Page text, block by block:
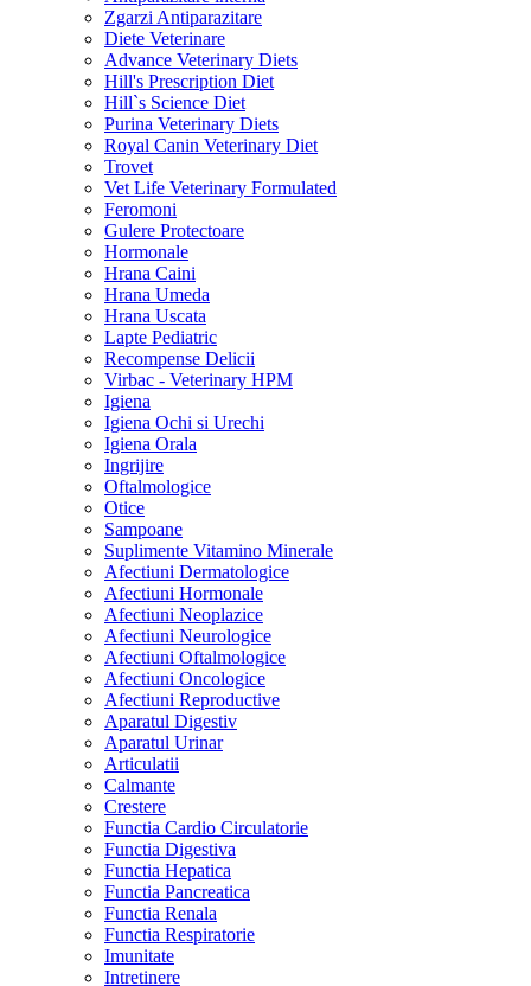
Zgarzi Antiparazitare
Diete Veterinare
Advance Veterinary Diets
Hill's Prescription Diet
Hill`s Science Diet
Purina Veterinary Diets
Royal Canin Veterinary Diet
Trovet
Vet Life Veterinary Formulated
Feromoni
Gulere Protectoare
Hormonale
Hrana Caini
Hrana Umeda
Hrana Uscata
Lapte Pediatric
Recompense Delicii
Virbac - Veterinary HPM
Igiena
Igiena Ochi si Urechi
Igiena Orala
Ingrijire
Oftalmologice
Otice
Sampoane
Suplimente Vitamino Minerale
Afectiuni Dermatologice
Afectiuni Hormonale
Afectiuni Neoplazice
Afectiuni Neurologice
Afectiuni Oftalmologice
Afectiuni Oncologice
Afectiuni Reproductive
Aparatul Digestiv
Aparatul Urinar
Articulatii
Calmante
Crestere
Functia Cardio Circulatorie
Functia Digestiva
Functia Hepatica
Functia Pancreatica
Functia Renala
Functia Respiratorie
Imunitate
Intretinere